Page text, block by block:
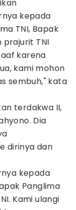
kepada
TNI, Bapak
prajurit TNI
karena
kami mohon
sembuh," kata
terdakwa II,
Dia
dirinya dan
kepada
Panglima
Kami ulangi